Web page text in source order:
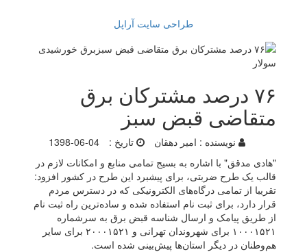
طراحی سایت آراپل
۷۶ درصد مشترکان برق
متقاضی قبض سبز
نویسنده : امیر دهقان تاریخ :
1398-06-04
"هادی مدقق" با اشاره به بسیج تمامی منابع و امکانات لازم در
قالب یک طرح ضربتی، برای پیشبرد این طرح در کشور افزود:
تقریبا از تمامی درگاه‌های الکترونیکی که در دسترس مردم
قرار دارد، برای ثبت نام استفاده شده و ساده‌ترین راه ثبت نام
از طریق پیامک و ارسال شناسه قبض برق به سرشماره
۱۰۰۰۱۵۲۱ برای شهروندان تهرانی و ۲۰۰۰۱۵۲۱ برای سایر
هم‌وطنان در دیگر استان‌ها پیش‌بینی شده است.